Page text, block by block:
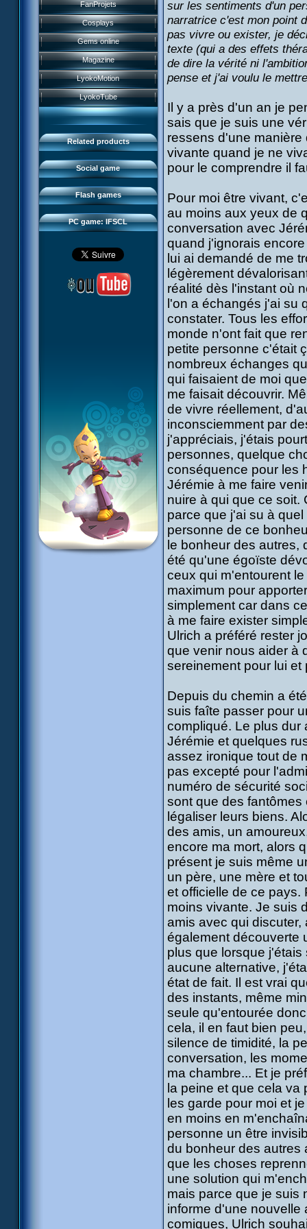
FanProjets
Cosplays
Gems online
Magazine
LyokoMotion
LyokoTube
Related products
Books
Video games
Games and toys
Card game
Goodies
Others
Catalogue
Social game
History
Characters
Powers
Game guide
Missions
Monsters
Maps & Gallery
Social Gamers
3D Duo
Flash games
Anti-XANA formation
Hornet attack
Death of the hornets
Monster Swarm
CL race 2
Aelita's Battle
Odd's Battle
Code Lyoko's Galaxy
Manta Bomber
Sector 2 Escape
PC game: IFSCL
Presentation
IFSCL news
Media
FAQ
Downloads
IFSCL network
sur les sentiments d'un
narratrice c'est mon point
pas vivre ou exister, je
texte (qui a des effets
de dire la vérité ni
pense et j'ai voulu le
Il y a près d'un an je
sais que je suis une
ressens d'une
vivante quand je ne
pour le comprendre il
Pour moi être vivant,
au moins aux yeux de
conversation avec
quand j'ignorais
lui ai demandé de me
légèrement
réalité dès l'instant où
l'on a échangés j'ai su
constater. Tous les
monde n'ont fait que
petite personne c'était
nombreux échanges
qui faisaient de moi
me faisait découvrir.
de vivre réellement,
inconsciemment par
j'appréciais, j'étais
personnes, quelque
conséquence pour les
Jérémie à me faire
nuire à qui que ce soit.
parce que j'ai su à
personne de ce
le bonheur des autres,
été qu'une égoïste
ceux qui m'entourent
maximum pour
simplement car dans
à me faire exister
Ulrich a préféré rester
que venir nous aider à
sereinement pour lui
Depuis du chemin a
suis faîte passer pour
compliqué. Le plus dur
Jérémie et quelques
assez ironique tout de
pas excepté pour
numéro de sécurité
sont que des
légaliser leurs biens.
des amis, un
encore ma mort, alors
présent je suis même
un père, une mère et
et officielle de ce pays.
moins vivante. Je suis
amis avec qui
également découverte
plus que lorsque
aucune alternative,
état de fait. Il est vrai
des instants, même
seule qu'entourée
cela, il en faut bien
silence de timidité, la
conversation, les
ma chambre... Et je
la peine et que cela va
les garde pour moi et
en moins en
personne un être
du bonheur des autres
que les choses
une solution qui
mais parce que je suis
informe d'une nouvelle
comiques, Ulrich